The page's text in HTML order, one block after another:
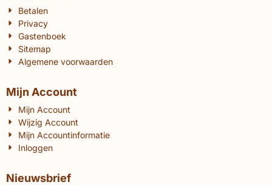
Betalen
Privacy
Gastenboek
Sitemap
Algemene voorwaarden
Mijn Account
Mijn Account
Wijzig Account
Mijn Accountinformatie
Inloggen
Nieuwsbrief